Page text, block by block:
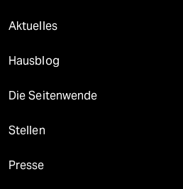
Aktuelles
Hausblog
Die Seitenwende
Stellen
Presse